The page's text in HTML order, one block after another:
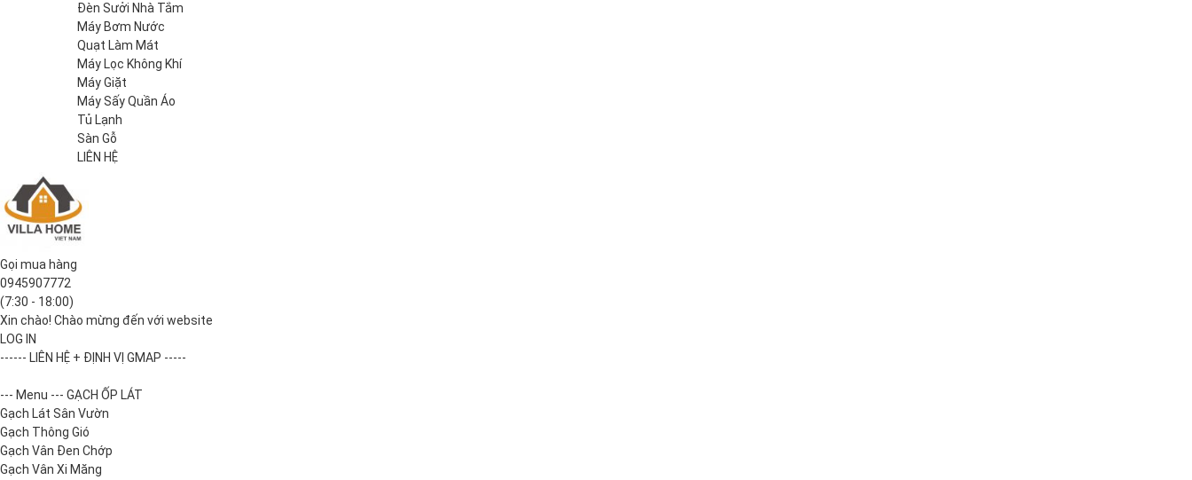
Đèn Sưởi Nhà Tắm
Máy Bơm Nước
Quạt Làm Mát
Máy Lọc Không Khí
Máy Giặt
Máy Sấy Quần Áo
Tủ Lạnh
Sàn Gỗ
LIÊN HỆ
Gọi mua hàng
0945907772
(7:30 - 18:00)
Xin chào! Chào mừng đến với website
LOG IN
------ LIÊN HỆ + ĐỊNH VỊ GMAP -----
--- Menu --- GẠCH ỐP LÁT
Gạch Lát Sân Vườn
Gạch Thông Gió
Gạch Vân Đen Chớp
Gạch Vân Xi Măng